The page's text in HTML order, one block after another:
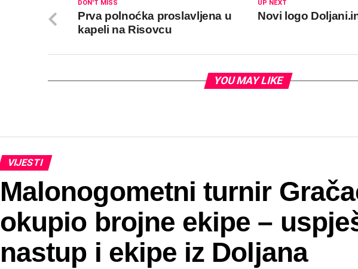
UP NEXT
Novi logo
DON'T MISS
Prva polnoćka proslavljena u
kapeli na Risovcu
YOU MAY LIKE
VIJESTI
Malonogometni turnir
okupio brojne ekipe –
nastup i ekipe iz Doljana